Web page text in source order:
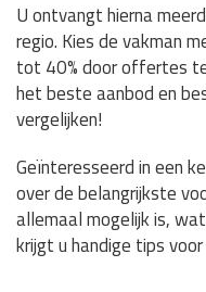
U ontvangt hierna
regio. Kies de vakman
tot 40% door offertes
het beste aanbod en
vergelijken!
Geïnteresseerd in een
over de belangrijkste
allemaal mogelijk is,
krijgt u handige tips